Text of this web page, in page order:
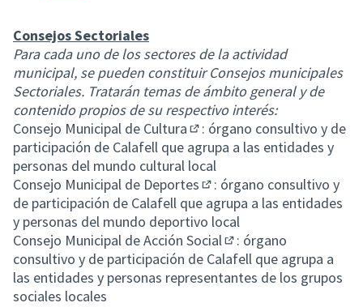
Consejos Sectoriales
Para cada uno de los sectores de la actividad
municipal, se pueden constituir Consejos municipales
Sectoriales. Tratarán temas de ámbito general y de
contenido propios de su respectivo interés:
Consejo Municipal de Cultura
(Abrir en una pestaña nueva)
: órgano consultivo y de
participación de Calafell que agrupa a las entidades y
personas del mundo cultural local
Consejo Municipal de Deportes
(Abrir en una pestaña
: órgano consultivo y
de participación de Calafell que agrupa a las entidades
y personas del mundo deportivo local
Consejo Municipal de Acción Social
(Abrir en una pestaña
: órgano
consultivo y de participación de Calafell que agrupa a
las entidades y personas representantes de los grupos
sociales locales